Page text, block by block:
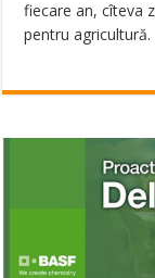
fiecare an, cîteva
pentru agricultură.